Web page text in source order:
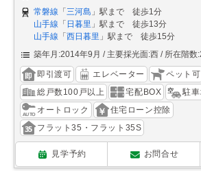
常磐線 「 三河島 」駅まで 徒歩1分
山手線 「 日暮里 」駅まで 徒歩13分
山手線 「 西日暮里 」駅まで 徒歩15分
築年月:2014年9月
主要採光面:西 所在階数
即引渡可 エレベーター
ペット可
総戸数100戸以上
宅配BOX
駐車
オートロック
住宅ローン控除
フラット35・フラット35S
見学予約 お問合せ